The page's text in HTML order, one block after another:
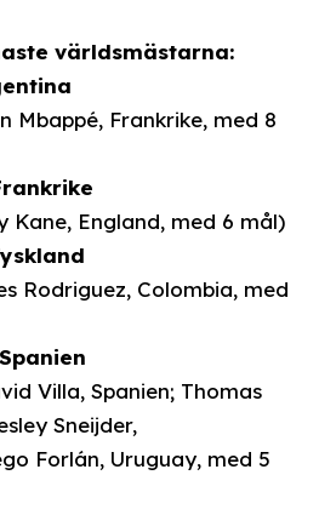
världsmästarna:
Mbappé, Frankrike, med 8
Kane, England, med 6 mål)
Rodriguez, Colombia, med
Spanien
Villa, Spanien; Thomas
Sneijder,
Forlán, Uruguay, med 5